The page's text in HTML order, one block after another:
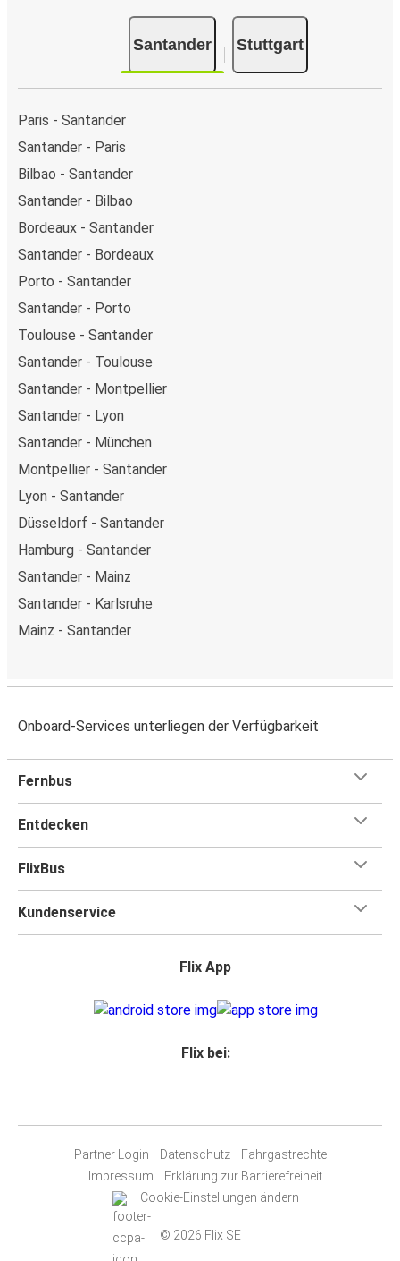
Santander Stuttgart
Paris - Santander
Santander - Paris
Bilbao - Santander
Santander - Bilbao
Bordeaux - Santander
Santander - Bordeaux
Porto - Santander
Santander - Porto
Toulouse - Santander
Santander - Toulouse
Santander - Montpellier
Santander - Lyon
Santander - München
Montpellier - Santander
Lyon - Santander
Düsseldorf - Santander
Hamburg - Santander
Santander - Mainz
Santander - Karlsruhe
Mainz - Santander
Onboard-Services unterliegen der Verfügbarkeit
Fernbus
Entdecken
FlixBus
Kundenservice
Flix App
Flix bei:
Partner Login Datenschutz
Fahrgastrechte
Impressum
Erklärung zur Barrierefreiheit
Cookie-Einstellungen ändern
© 2026 Flix SE